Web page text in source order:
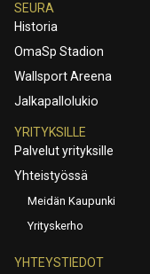
SEURA
Historia
OmaSp Stadion
Wallsport Areena
Jalkapallolukio
YRITYKSILLE
Palvelut yrityksille
Yhteistyössä
Meidän Kaupunki
Yrityskerho
YHTEYSTIEDOT